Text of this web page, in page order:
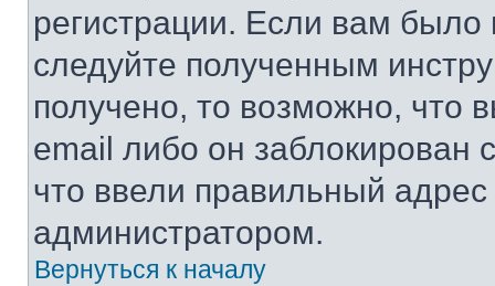
регистрации. Если вам
следуйте полученным
получено, то возможно, что
email либо он
что ввели правильный адрес
администратором.
Вернуться к началу